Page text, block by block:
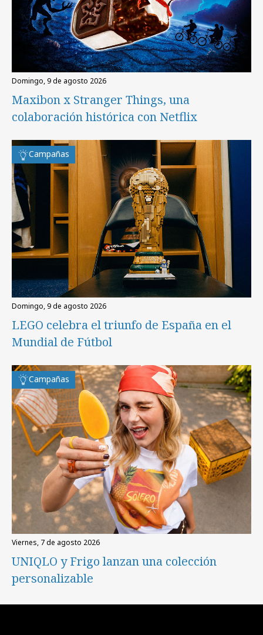
domingo, 9 de agosto 2026
Maxibon x Stranger Things, una
colaboración histórica con Netflix
Campañas
domingo, 9 de agosto 2026
LEGO celebra el triunfo de España en el
Mundial de Fútbol
Campañas
viernes, 7 de agosto 2026
UNIQLO y Frigo lanzan una colección
personalizable